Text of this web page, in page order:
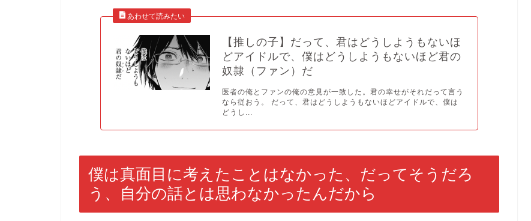
【推しの子】だって、君はどうしようもないほ
どアイドルで、僕はどうしようもないほど君の
奴隷（ファン）だ
医者の俺とファンの俺の意見が一致した。君の幸せがそれだって言う
なら従おう。 だって、君はどうしようもないほどアイドルで、僕は
どうし...
僕は真面目に考えたことはなかった、だってそうだろ
う、自分の話とは思わなかったんだから